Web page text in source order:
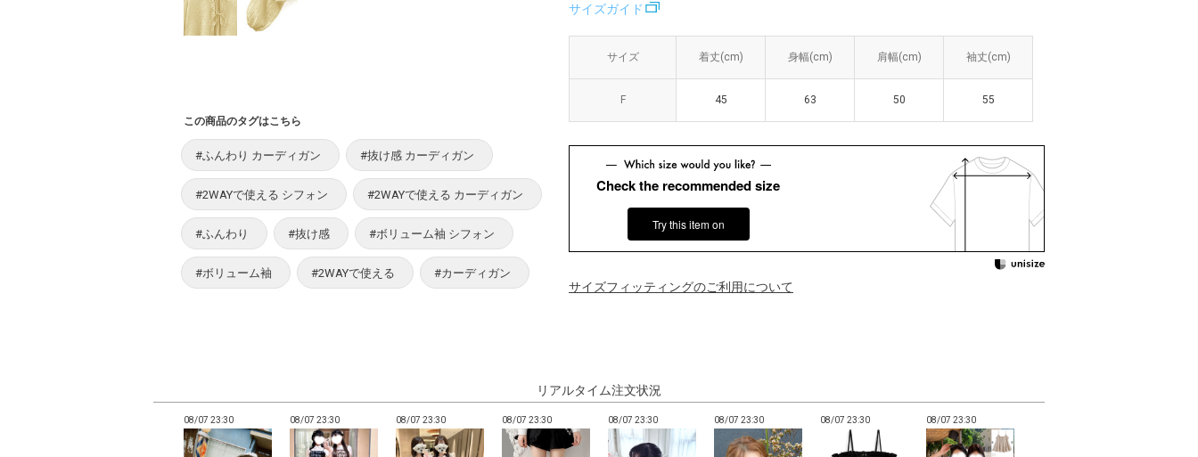
サイズガイド
サイズ 着丈(cm) 身幅(cm) 肩幅(cm) 袖丈(cm)
F 45 63 50 55
サイズ 着丈(cm) 身幅(cm) 肩幅(cm) 袖丈(cm)
F 45 63 50 55
Check the recommended size
Try this item on
サイズフィッティングのご利用について
この商品のタグはこちら
#ふんわり カーディガン #抜け感 カーディガン
#2WAYで使える シフォン #2WAYで使える カーディガン
#ふんわり #抜け感 #ボリューム袖 シフォン
#ボリューム袖 #2WAYで使える #カーディガン
リアルタイム注文状況
08/07 23:30 08/07 23:30 08/07 23:30 08/07 23:30 08/07 23:30 08/07 23:30 08/07 23:30 08/07 23:30